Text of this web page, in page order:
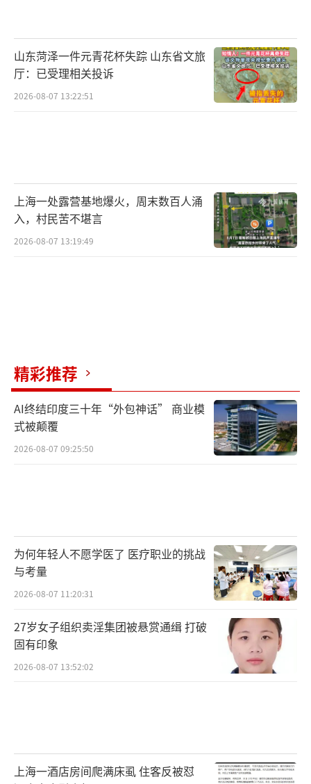
山东菏泽一件元青花杯失踪 山东省文旅
厅：已受理相关投诉
2026-08-07 13:22:51
上海一处露营基地爆火，周末数百人涌
入，村民苦不堪言
2026-08-07 13:19:49
精彩推荐
AI终结印度三十年“外包神话” 商业模
式被颠覆
2026-08-07 09:25:50
为何年轻人不愿学医了 医疗职业的挑战
与考量
2026-08-07 11:20:31
27岁女子组织卖淫集团被悬赏通缉 打破
固有印象
2026-08-07 13:52:02
上海一酒店房间爬满床虱 住客反被怼